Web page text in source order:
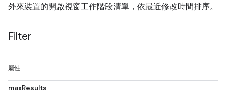
外來裝置的開啟視窗工作階段清單，依最近修改時間排序。
Filter
屬性
maxResults